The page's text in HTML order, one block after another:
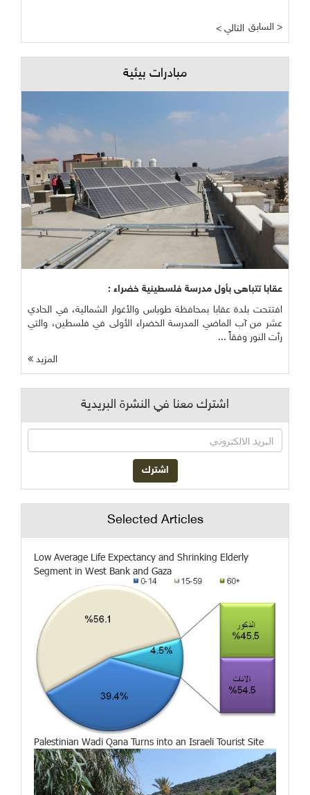
< التالي السابق >
مبادرات بيئية
عقابا تتباهى بأول مدرسة فلسطينية خضراء :
افتتحت بلدة عقابا بمحافظة طوباس والأغوار الشمالية، في الحادي
عشر من آب الماضي المدرسة الخضراء الأولى في فلسطين، والتي
رأت النور وفقاً ...
المزيد
اشترك معنا في النشرة البريدية
Selected Articles
Low Average Life Expectancy and Shrinking Elderly
Segment in West Bank and Gaza
Palestinian Wadi Qana Turns into an Israeli Tourist Site